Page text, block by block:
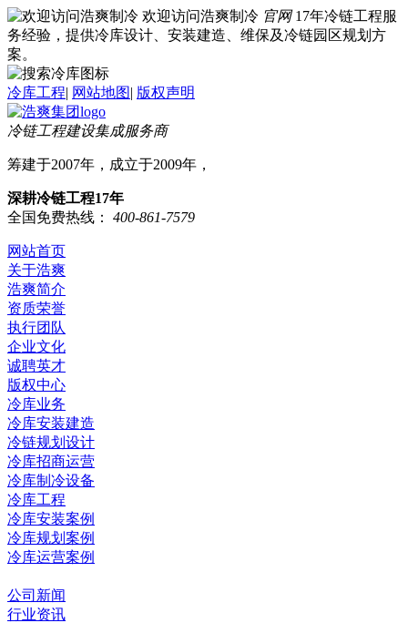
欢迎访问浩爽制冷 官网 17年冷链工程服
务经验，提供冷库设计、安装建造、维保及冷链园区规划方
案。
冷库工程| 网站地图| 版权声明
冷链工程建设集成服务商
筹建于2007年，成立于2009年，
深耕冷链工程17年
全国免费热线：
400-861-7579
网站首页
关于浩爽
浩爽简介
资质荣誉
执行团队
企业文化
诚聘英才
版权中心
冷库业务
冷库安装建造
冷链规划设计
冷库招商运营
冷库制冷设备
冷库工程
冷库安装案例
冷库规划案例
冷库运营案例
公司新闻
行业资讯